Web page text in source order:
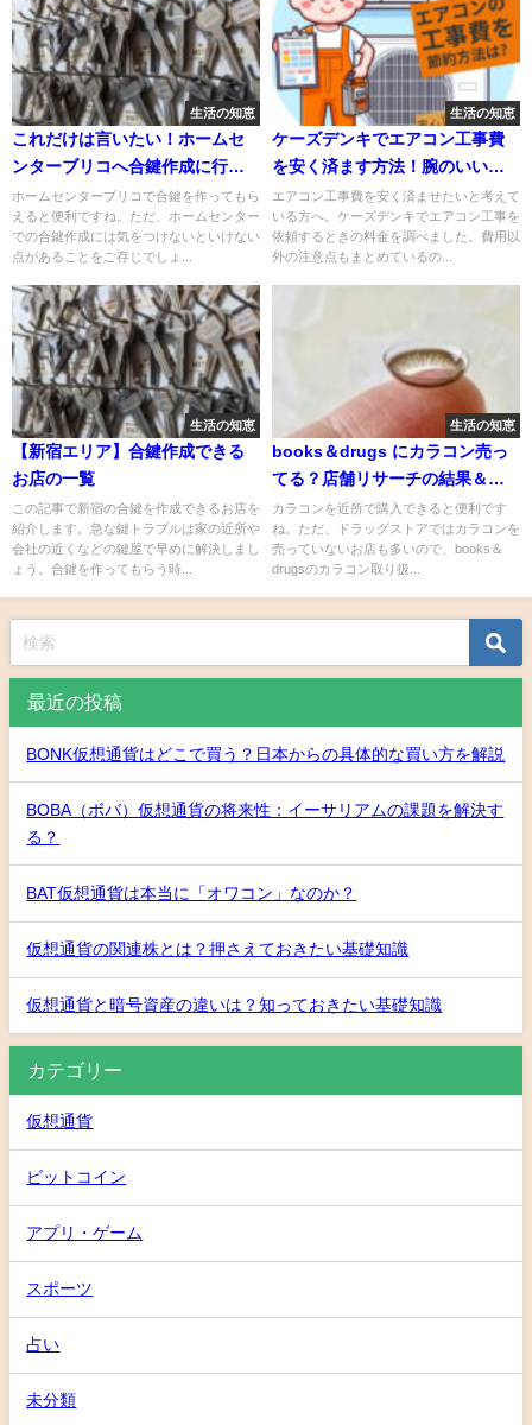
生活の知恵
これだけは言いたい！ホームセ
ンターブリコへ合鍵作成に行く
前の確認事項
ホームセンターブリコで合鍵を作ってもら
えると便利ですね。ただ、ホームセンター
での合鍵作成には気をつけないといけない
点があることをご存じでしょ...
生活の知恵
ケーズデンキでエアコン工事費
を安く済ます方法！腕のいい業
者を見つけるコツも紹介
エアコン工事費を安く済ませたいと考えて
いる方へ。ケーズデンキでエアコン工事を
依頼するときの料金を調べました。費用以
外の注意点もまとめているの...
生活の知恵
【新宿エリア】合鍵作成できる
お店の一覧
この記事で新宿の合鍵を作成できるお店を
紹介します。急な鍵トラブルは家の近所や
会社の近くなどの鍵屋で早めに解決しまし
ょう。合鍵を作ってもらう時...
生活の知恵
books＆drugs にカラコン売っ
てる？店舗リサーチの結果＆コ
ンタクトをお得に買うコツをシ
ェア
カラコンを近所で購入できると便利です
ね。ただ、ドラッグストアではカラコンを
売っていないお店も多いので、books＆
drugsのカラコン取り扱...
最近の投稿
BONK仮想通貨はどこで買う？日本からの具体的な買い方を解説
BOBA（ボバ）仮想通貨の将来性：イーサリアムの課題を解決す
る？
BAT仮想通貨は本当に「オワコン」なのか？
仮想通貨の関連株とは？押さえておきたい基礎知識
仮想通貨と暗号資産の違いは？知っておきたい基礎知識
カテゴリー
仮想通貨
ビットコイン
アプリ・ゲーム
スポーツ
占い
未分類